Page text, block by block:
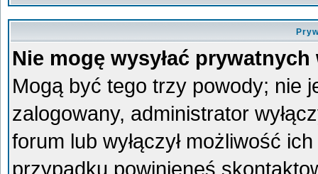
Nie mogę wysyłać
Mogą być tego trzy powody; nie
zalogowany, administrator
forum lub wyłączył możliwość
przypadku powinieneś